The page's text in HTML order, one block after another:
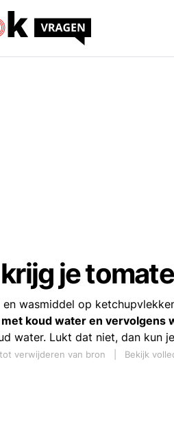
je
wasmiddel op
koud water en vervolgens
water. Lukt dat niet, dan kun
verwijderen van bron Bekijk